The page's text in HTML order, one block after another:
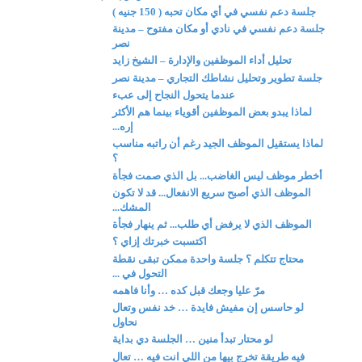
جلسة دعم نفسي في أي مكان تحبه ( 150 جنيه )
جلسة دعم نفسي في نادي أو مكان مفتوح – مدينة
نصر
تحليل أداء الموظفين والإدارة – الشيخ زايد
جلسة تطوير وتحليل نشاطك التجاري – مدينة نصر
عندما يتحول النجاح إلى عبء
لماذا يبدو بعض الموظفين أقوياء بينما هم الأكثر
إره...
لماذا يستقيل الموظف الجيد رغم أن راتبه مناسب
؟
أخطر موظف ليس الغاضب... بل الذي صمت فجأة
الموظف الذي أصبح سريع الانفعال... قد لا تكون
المشك...
الموظف الذي لا يرفض أي طلب... ثم ينهار فجأة
اكتسبت خبرتك إزاي ؟
محتاج تتكلم ؟ جلسة واحدة ممكن تبقى نقطة
التحول في ...
مرّ عليا وجعك قبل كده … وأنا فاهمه
لو حاسس إن مفيش فايدة … خد نفس وتعال
نحاول
لو محتار تبدأ منين … الجلسة دي بداية
فيه طريقة تخرج بيها من اللي انت فيه … تعال